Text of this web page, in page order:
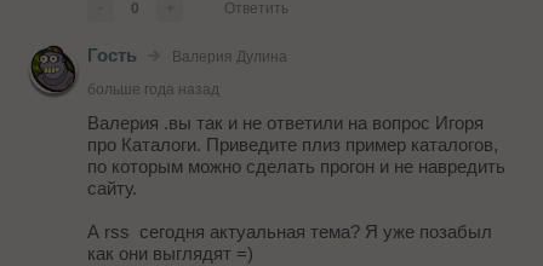
0 Ответить
Гость
Валерия Дулина
больше года назад
Валерия .вы так и не ответили на вопрос Игоря
про Каталоги. Приведите плиз пример каталогов,
по которым можно сделать прогон и не навредить
сайту.
А rss сегодня актуальная тема? Я уже позабыл
как они выглядят =)